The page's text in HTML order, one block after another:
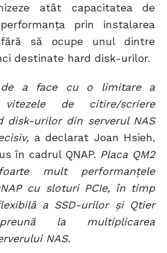
atât capacitatea de
prin instalarea
fără să ocupe unul dintre
destinate hard disk-urilor.
a face cu o limitare a
vitezele de citire/scriere
disk-urilor din serverul NAS
a declarat Joan Hsieh,
în cadrul QNAP. Placa QM2
mult performanțele
cu sloturi PCIe, în timp
a SSD-urilor și Qtier
la multiplicarea
NAS.